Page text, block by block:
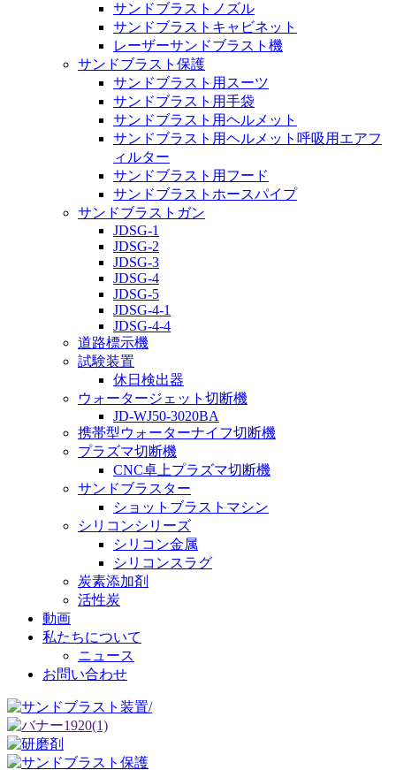
サンドブラストノズル
サンドブラストキャビネット
レーザーサンドブラスト機
サンドブラスト保護
サンドブラスト用スーツ
サンドブラスト用手袋
サンドブラスト用ヘルメット
サンドブラスト用ヘルメット呼吸用エアフ
ィルター
サンドブラスト用フード
サンドブラストホースパイプ
サンドブラストガン
JDSG-1
JDSG-2
JDSG-3
JDSG-4
JDSG-5
JDSG-4-1
JDSG-4-4
道路標示機
試験装置
休日検出器
ウォータージェット切断機
JD-WJ50-3020BA
携帯型ウォーターナイフ切断機
プラズマ切断機
CNC卓上プラズマ切断機
サンドブラスター
ショットブラストマシン
シリコンシリーズ
シリコン金属
シリコンスラグ
炭素添加剤
活性炭
動画
私たちについて
ニュース
お問い合わせ